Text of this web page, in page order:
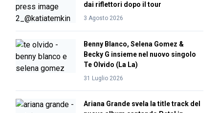
dai riflettori dopo il tour
3 Agosto 2026
Benny Blanco, Selena Gomez &
Becky G insieme nel nuovo singolo
Te Olvido (La La)
31 Luglio 2026
Ariana Grande svela la title track del